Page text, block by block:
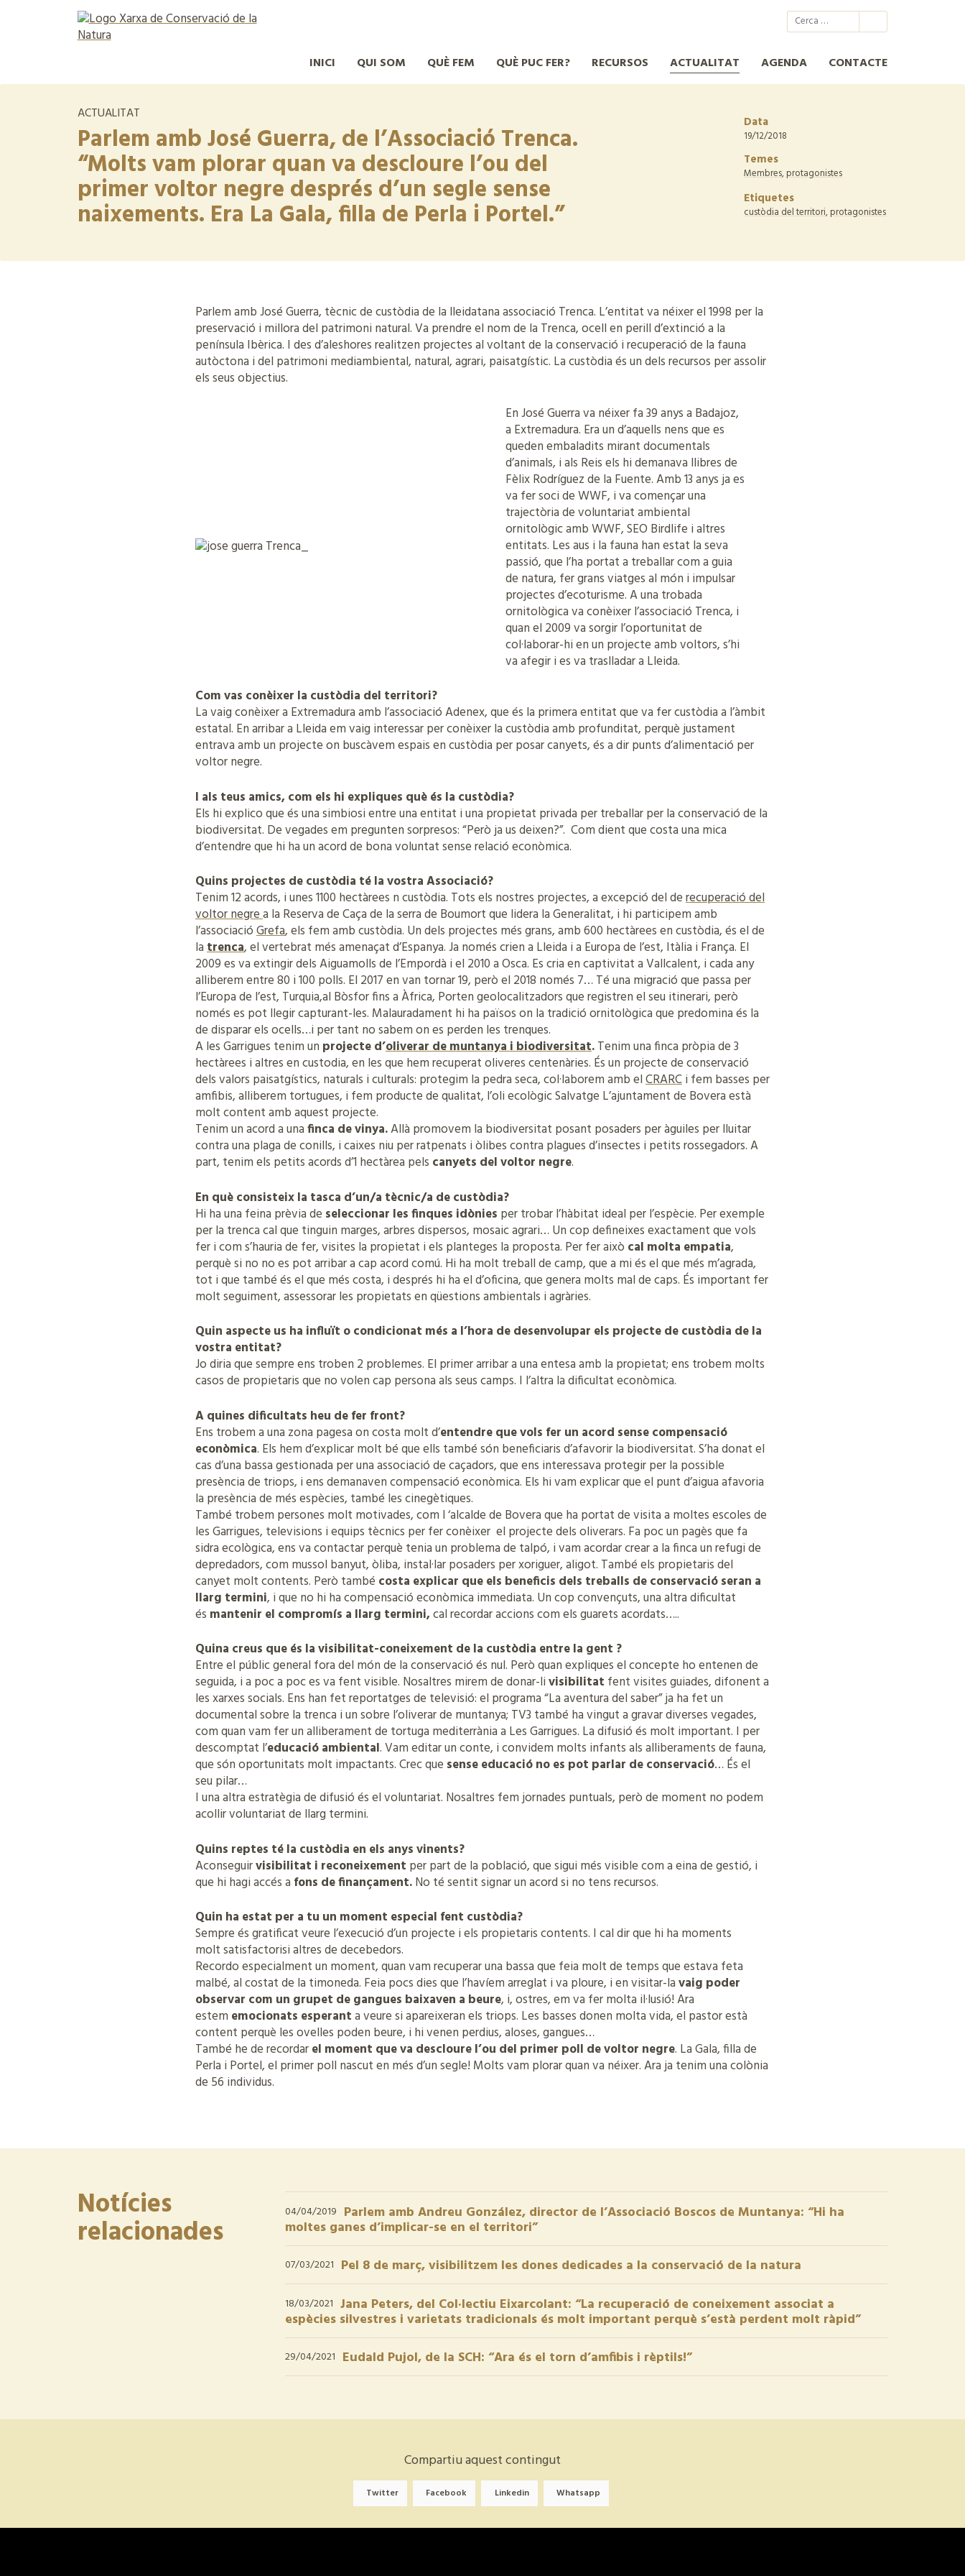
Xarxa per a la Conservació de la Natura
INICI QUI SOM QUÈ FEM QUÈ PUC FER? RECURSOS ACTUALITAT AGENDA CONTACTE
ACTUALITAT
Parlem amb José Guerra, de l’Associació Trenca.
“Molts vam plorar quan va descloure l’ou del
primer voltor negre després d’un segle sense
naixements. Era La Gala, filla de Perla i Portel.”
Data
19/12/2018
Temes
Membres,protagonistes
Etiquetes
custòdia del territori,protagonistes
Parlem amb José Guerra, tècnic de custòdia de la lleidatana associació Trenca. L’entitat va néixer el 1998 per la
preservació i millora del patrimoni natural. Va prendre el nom de la Trenca, ocell en perill d’extinció a la
península Ibèrica. I des d’aleshores realitzen projectes al voltant de la conservació i recuperació de la fauna
autòctona i del patrimoni mediambiental, natural, agrari, paisatgístic. La custòdia és un dels recursos per assolir
els seus objectius.
En José Guerra va néixer fa 39 anys a Badajoz,
a Extremadura. Era un d’aquells nens que es
queden embaladits mirant documentals
d’animals, i als Reis els hi demanava llibres de
Fèlix Rodríguez de la Fuente. Amb 13 anys ja es
va fer soci de WWF, i va començar una
trajectòria de voluntariat ambiental
ornitològic amb WWF, SEO Birdlife i altres
entitats. Les aus i la fauna han estat la seva
passió, que l’ha portat a treballar com a guia
de natura, fer grans viatges al món i impulsar
projectes d’ecoturisme. A una trobada
ornitològica va conèixer l’associació Trenca, i
quan el 2009 va sorgir l’oportunitat de
col·laborar-hi en un projecte amb voltors, s’hi
va afegir i es va traslladar a Lleida.
Com vas conèixer la custòdia del territori?
La vaig conèixer a Extremadura amb l’associació Adenex, que és la primera entitat que va fer custòdia a l’àmbit
estatal. En arribar a Lleida em vaig interessar per conèixer la custòdia amb profunditat, perquè justament
entrava amb un projecte on buscàvem espais en custòdia per posar canyets, és a dir punts d’alimentació per
voltor negre.
I als teus amics, com els hi expliques què és la custòdia?
Els hi explico que és una simbiosi entre una entitat i una propietat privada per treballar per la conservació de la
biodiversitat. De vegades em pregunten sorpresos: “Però ja us deixen?”. Com dient que costa una mica
d’entendre que hi ha un acord de bona voluntat sense relació econòmica.
Quins projectes de custòdia té la vostra Associació?
Tenim 12 acords, i unes 1100 hectàrees n custòdia. Tots els nostres projectes, a excepció del derecuperació del
voltor negrea la Reserva de Caça de la serra de Boumort que lidera la Generalitat, i hi participem amb
l’associacióGrefa, els fem amb custòdia. Un dels projectes més grans, amb 600 hectàrees en custòdia, és el de
latrenca, el vertebrat més amenaçat d’Espanya. Ja només crien a Lleida i a Europa de l’est, Itàlia i França. El
2009 es va extingir dels Aiguamolls de l’Empordà i el 2010 a Osca. Es cria en captivitat a Vallcalent, i cada any
alliberem entre 80 i 100 polls. El 2017 en van tornar 19, però el 2018 només 7… Té una migració que passa per
l’Europa de l’est, Turquia,al Bòsfor fins a Àfrica, Porten geolocalitzadors que registren el seu itinerari, però
només es pot llegir capturant-les. Malauradament hi ha països on la tradició ornitològica que predomina és la
de disparar els ocells…i per tant no sabem on es perden les trenques.
A les Garrigues tenim un projecte d’oliverar de muntanya i biodiversitat.Tenim una finca pròpia de 3
hectàrees i altres en custodia, en les que hem recuperat oliveres centenàries. És un projecte de conservació
dels valors paisatgístics, naturals i culturals: protegim la pedra seca, col·laborem amb elCRARCi fem basses per
amfibis, alliberem tortugues, i fem producte de qualitat, l’oli ecològic Salvatge L’ajuntament de Bovera està
molt content amb aquest projecte.
Tenim un acord a unafinca de vinya.Allà promovem la biodiversitat posant posaders per àguiles per lluitar
contra una plaga de conills, i caixes niu per ratpenats i òlibes contra plagues d’insectes i petits rossegadors. A
part, tenim els petits acords d’1 hectàrea pels canyets del voltor negre.
En què consisteix la tasca d’un/a tècnic/a de custòdia?
Hi ha una feina prèvia de seleccionar les finques idònies per trobar l’hàbitat ideal per l’espècie. Per exemple
per la trenca cal que tinguin marges, arbres dispersos, mosaic agrari… Un cop defineixes exactament que vols
fer i com s’hauria de fer, visites la propietat i els planteges la proposta. Per fer això cal molta empatia,
perquè si no no es pot arribar a cap acord comú. Hi ha molt treball de camp, que a mi és el que més m’agrada,
tot i que també és el que més costa, i després hi ha el d’oficina, que genera molts mal de caps. És important fer
molt seguiment, assessorar les propietats en qüestions ambientals i agràries.
Quin aspecte us ha influït o condicionat més a l’hora de desenvolupar els projecte de custòdia de la
vostra entitat?
Jo diria que sempre ens troben 2 problemes. El primer arribar a una entesa amb la propietat; ens trobem molts
casos de propietaris que no volen cap persona als seus camps. I l’altra la dificultat econòmica.
A quines dificultats heu de fer front?
Ens trobem a una zona pagesa on costa molt d’entendre que vols fer un acord sense compensació
econòmica. Els hem d’explicar molt bé que ells també són beneficiaris d’afavorir la biodiversitat. S’ha donat el
cas d’una bassa gestionada per una associació de caçadors, que ens interessava protegir per la possible
presència de triops, i ens demanaven compensació econòmica. Els hi vam explicar que el punt d’aigua afavoria
la presència de més espècies, també les cinegètiques.
També trobem persones molt motivades, com l ‘alcalde de Bovera que ha portat de visita a moltes escoles de
les Garrigues, televisions i equips tècnics per fer conèixer el projecte dels oliverars. Fa poc un pagès que fa
sidra ecològica, ens va contactar perquè tenia un problema de talpó, i vam acordar crear a la finca un refugi de
depredadors, com mussol banyut, òliba, instal·lar posaders per xoriguer, aligot. També els propietaris del
canyet molt contents. Però també costa explicar que els beneficis dels treballs de conservació seran a
llarg termini, i que no hi ha compensació econòmica immediata. Un cop convençuts, una altra dificultat
és mantenir el compromís a llarg termini,cal recordar accions com els guarets acordats…..
Quina creus que és la visibilitat-coneixement de la custòdia entre la gent ?
Entre el públic general fora del món de la conservació és nul. Però quan expliques el concepte ho entenen de
seguida, i a poc a poc es va fent visible. Nosaltres mirem de donar-livisibilitat fent visites guiades, difonent a
les xarxes socials. Ens han fet reportatges de televisió: el programa “La aventura del saber” ja ha fet un
documental sobre la trenca i un sobre l’oliverar de muntanya; TV3 també ha vingut a gravar diverses vegades,
com quan vam fer un alliberament de tortuga mediterrània a Les Garrigues. La difusió és molt important. I per
descomptat l’educació ambiental. Vam editar un conte, i convidem molts infants als alliberaments de fauna,
que són oportunitats molt impactants. Crec que sense educació no es pot parlar de conservació… És el
seu pilar…
I una altra estratègia de difusió és el voluntariat. Nosaltres fem jornades puntuals, però de moment no podem
acollir voluntariat de llarg termini.
Quins reptes té la custòdia en els anys vinents?
Aconseguirvisibilitat i reconeixement per part de la població, que sigui més visible com a eina de gestió, i
que hi hagi accés a fons de finançament.No té sentit signar un acord si no tens recursos.
Quin ha estat per a tu un moment especial fent custòdia?
Sempre és gratificat veure l’execució d’un projecte i els propietaris contents. I cal dir que hi ha moments
molt satisfactorisi altres de decebedors.
Recordo especialment un moment, quan vam recuperar una bassa que feia molt de temps que estava feta
malbé, al costat de la timoneda. Feia pocs dies que l’havíem arreglat i va ploure, i en visitar-lavaig poder
observar com un grupet de gangues baixaven a beure, i, ostres, em va fer molta il·lusió! Ara
estem emocionats esperanta veure si apareixeran els triops. Les basses donen molta vida, el pastor està
content perquè les ovelles poden beure, i hi venen perdius, aloses, gangues…
També he de recordarel moment que va descloure l’ou del primer poll de voltor negre. La Gala, filla de
Perla i Portel, el primer poll nascut en més d’un segle! Molts vam plorar quan va néixer. Ara ja tenim una colònia
de 56 individus.
Notícies
relacionades
04/04/2019 Parlem amb Andreu González, director de l’Associació Boscos de Muntanya: “Hi ha
moltes ganes d’implicar-se en el territori”
07/03/2021 Pel 8 de març, visibilitzem les dones dedicades a la conservació de la natura
18/03/2021 Jana Peters, del Col·lectiu Eixarcolant: “La recuperació de coneixement associat a
espècies silvestres i varietats tradicionals és molt important perquè s’està perdent molt ràpid”
29/04/2021 Eudald Pujol, de la SCH: “Ara és el torn d’amfibis i rèptils!”
Compartiu aquest contingut
Twitter Facebook Linkedin Whatsapp